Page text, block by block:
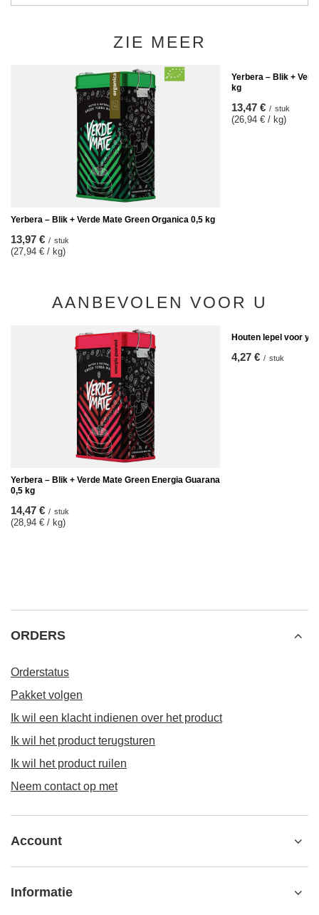
ZIE MEER
Yerbera – Blik + Verde Mate Green Organica 0,5 kg
13,97 € / stuk
(27,94 € / kg)
Yerbera – Blik +
kg
13,47 € / stuk
(26,94 € / kg)
AANBEVOLEN VOOR U
Yerbera – Blik + Verde Mate Green Energia Guarana
0,5 kg
14,47 € / stuk
(28,94 € / kg)
Houten lepel voor
4,27 € / stuk
ORDERS
Orderstatus
Pakket volgen
Ik wil een klacht indienen over het product
Ik wil het product terugsturen
Ik wil het product ruilen
Neem contact op met
Account
Informatie